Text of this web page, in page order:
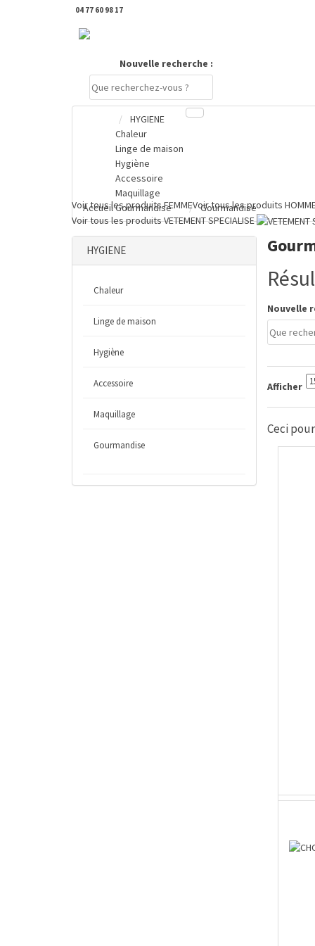
04 77 60 98 17
Nouvelle recherche :
Voir tous les produitsFEMMEVoir tous les produits
Voir tous les produitsVETEMENT SPECIALISE
Accueil
HYGIENE
Chaleur
Linge de maison
Hygiène
Accessoire
Maquillage
Gourmandise
Gourmandise
HYGIENE
Chaleur
Linge de maison
Hygiène
Accessoire
Maquillage
Gourmandise
Nouvelle
Afficher
Ceci